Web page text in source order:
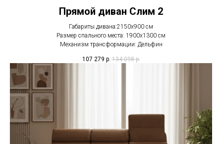
Прямой диван Слим 2
Габариты дивана:2150х900 см
Размер спального места: 1900х1300 см
Механизм трансформации: Дельфин
107 279 р. 134 098 р.